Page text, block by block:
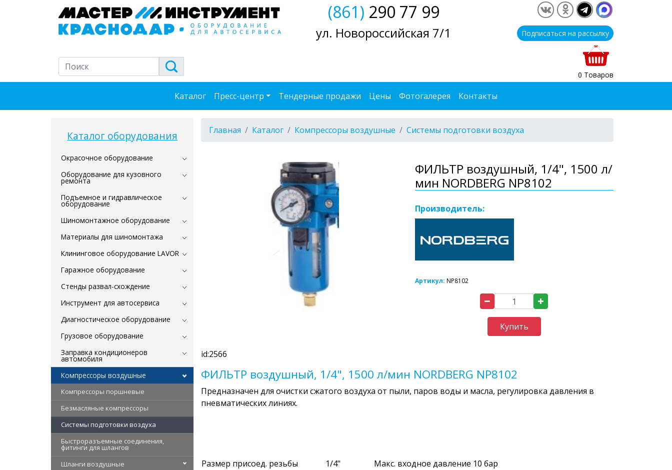
(861) 290 77 99
ул. Новороссийская 7/1 Подписаться на рассылку
0 Товаров
Каталог Пресс-центр Тендерные продажи Цены Фотогалерея Контакты
Каталог оборудования
Окрасочное оборудование
Оборудование для кузовного
ремонта
Подъемное и гидравлическое
оборудование
Шиномонтажное оборудование
Материалы для шиномонтажа
Клининговое оборудование LAVOR
Гаражное оборудование
Стенды развал-схождение
Инструмент для автосервиса
Диагностическое оборудование
Грузовое оборудование
Заправка кондиционеров
автомобиля
Компрессоры воздушные
Компрессоры поршневые
Безмасляные компрессоры
Системы подготовки воздуха
Быстроразъемные соединения,
фитинги для шлангов
Шланги воздушные
Главная Каталог Компрессоры воздушные Системы подготовки воздуха
ФИЛЬТР воздушный, 1/4", 1500 л/
мин NORDBERG NP8102
Производитель:
Артикул: NP8102
Купить
id:2566
ФИЛЬТР воздушный, 1/4", 1500 л/мин NORDBERG NP8102
Предназначен для очистки сжатого воздуха от пыли, паров воды и масла, регулировка давления в
пневматических линиях.
Размер присоед. резьбы 1/4" Макс. входное давление 10 бар